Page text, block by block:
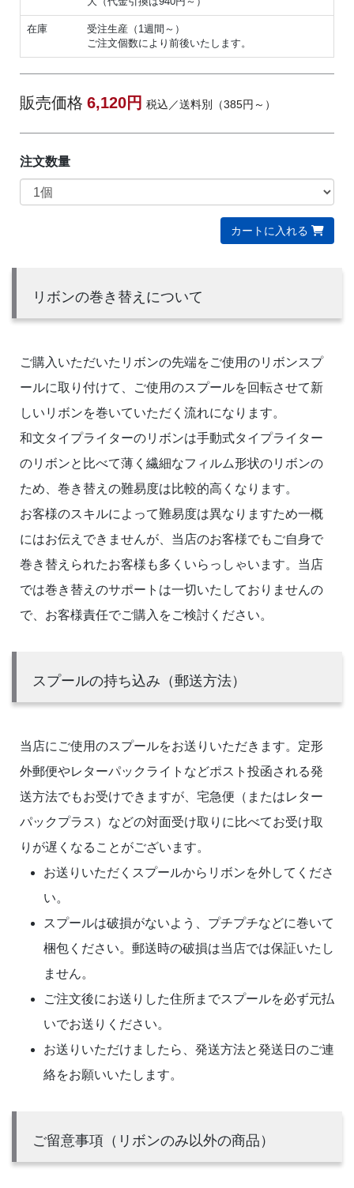
在庫
受注生産（1週間～）
ご注文個数により前後いたします。
販売価格 6,120円 税込／送料別（385円～）
注文数量
カートに入れる
リボンの巻き替えについて
ご購入いただいたリボンの先端をご使用のリボンスプ
ールに取り付けて、ご使用のスプールを回転させて新
しいリボンを巻いていただく流れになります。
和文タイプライターのリボンは手動式タイプライター
のリボンと比べて薄く繊細なフィルム形状のリボンの
ため、巻き替えの難易度は比較的高くなります。
お客様のスキルによって難易度は異なりますため一概
にはお伝えできませんが、当店のお客様でもご自身で
巻き替えられたお客様も多くいらっしゃいます。当店
では巻き替えのサポートは一切いたしておりませんの
で、お客様責任でご購入をご検討ください。
スプールの持ち込み（郵送方法）
当店にご使用のスプールをお送りいただきます。定形
外郵便やレターパックライトなどポスト投函される発
送方法でもお受けできますが、宅急便（またはレター
パックプラス）などの対面受け取りに比べてお受け取
りが遅くなることがございます。
お送りいただくスプールからリボンを外してくださ
い。
スプールは破損がないよう、プチプチなどに巻いて
梱包ください。郵送時の破損は当店では保証いたし
ません。
ご注文後にお送りした住所までスプールを必ず元払
いでお送りください。
お送りいただけましたら、発送方法と発送日のご連
絡をお願いいたします。
ご留意事項（リボンのみ以外の商品）